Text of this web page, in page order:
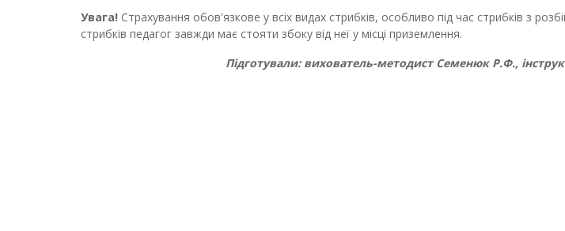
Увага! Страхування обов'язкове у всіх видах стрибків, особливо під час стрибків з
стрибків педагог завжди має стояти збоку від неї у місці приземлення.
Підготували: вихователь-методист Семенюк Р.Ф.,